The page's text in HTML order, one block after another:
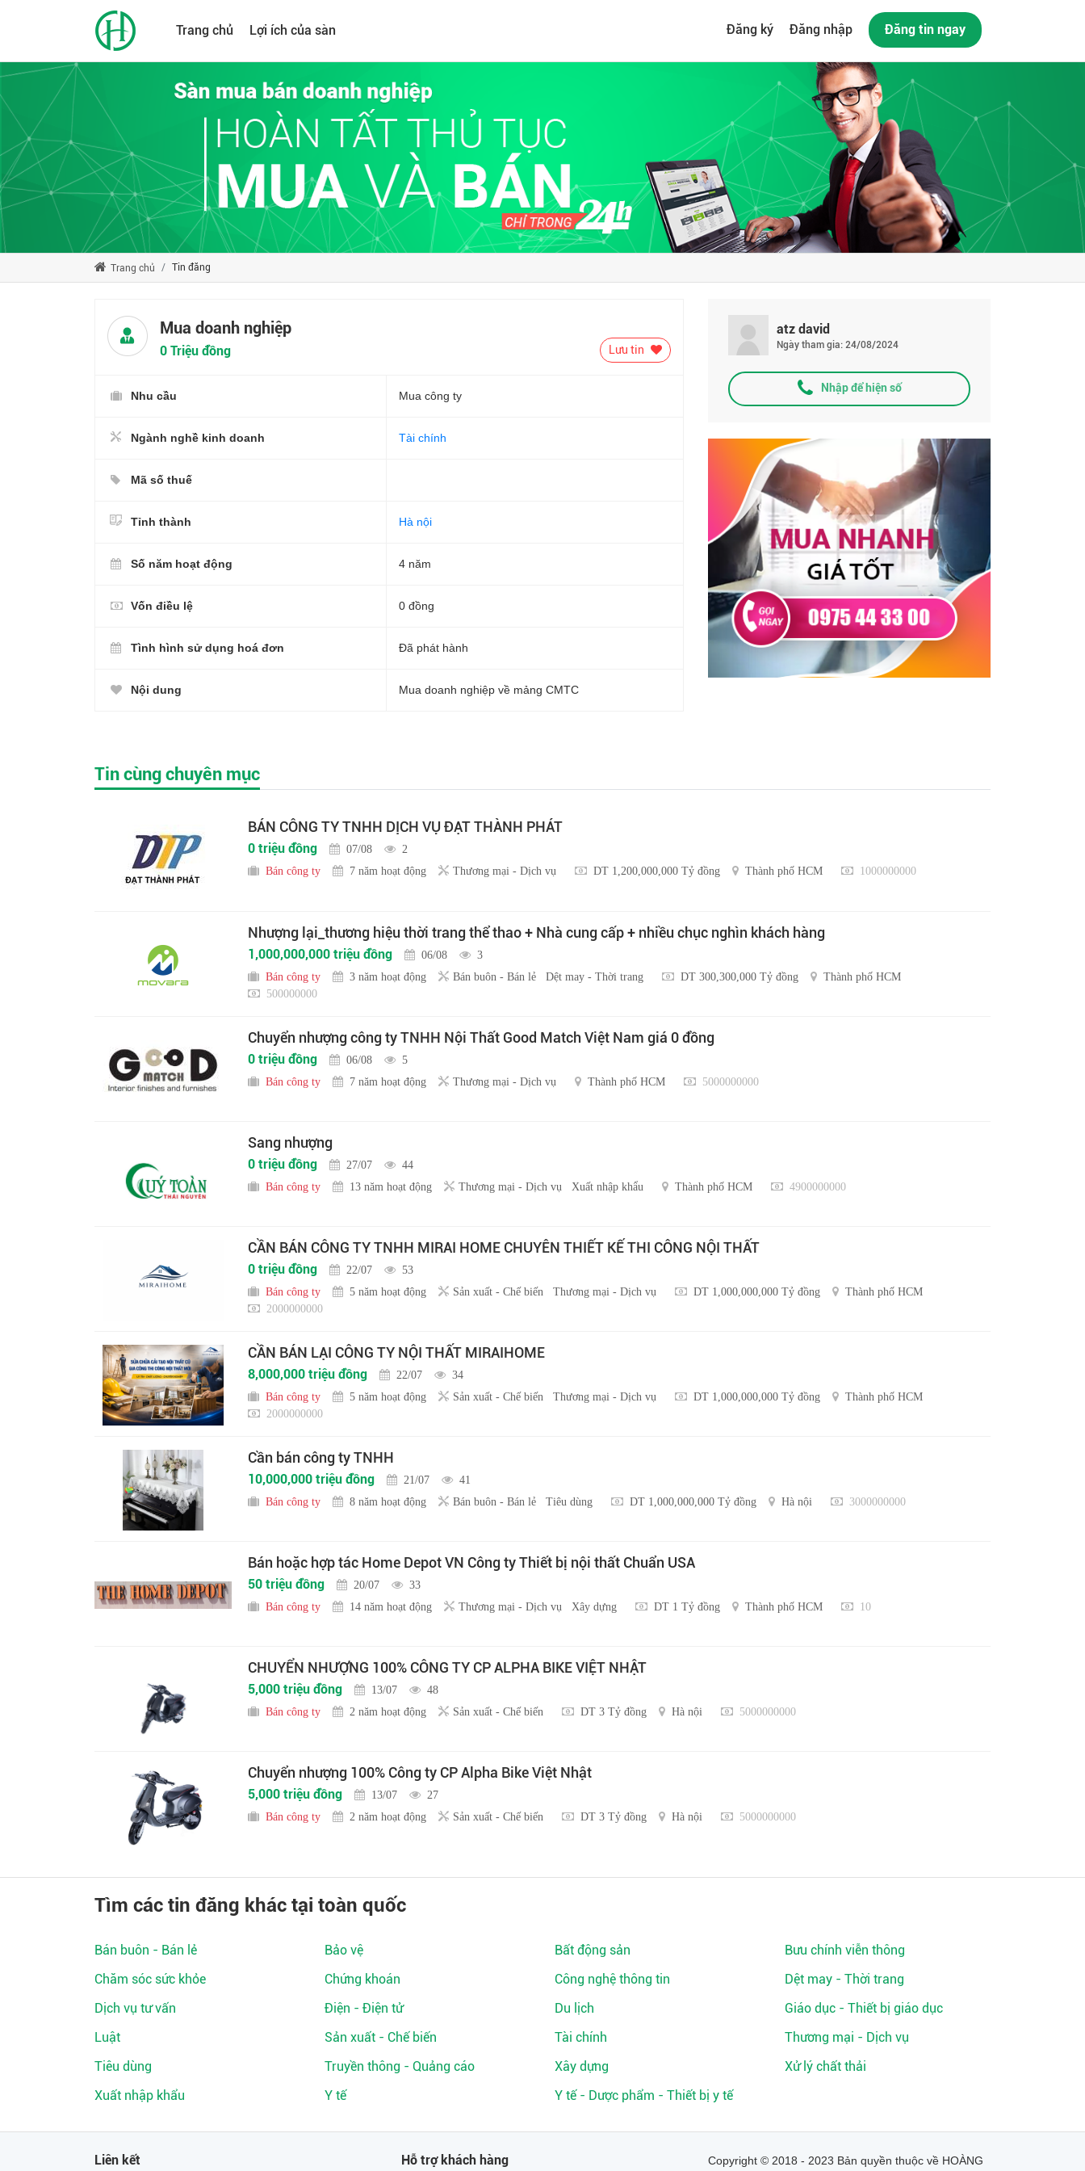
Trang chủ Lợi ích của sàn Đăng ký Đăng nhập Đăng tin ngay
Trang chủ Tin đăng
Mua doanh nghiệp
0 Triệu đồng Lưu tin
Nhu cầu Mua công ty
Ngành nghề kinh doanh Tài chính
Mã số thuế
Tỉnh thành Hà nội
Số năm hoạt động 4 năm
Vốn điều lệ 0 đồng
Tình hình sử dụng hoá đơn Đã phát hành
Nội dung Mua doanh nghiệp về mảng CMTC
atz david
Ngày tham gia: 24/08/2024
Nhập để hiện số
Tin cùng chuyên mục
BÁN CÔNG TY TNHH DỊCH VỤ ĐẠT THÀNH PHÁT
0 triệu đồng 07/08
2
Bán công ty
7 năm hoạt động Thương mại - Dịch vụ DT 1,200,000,000 Tỷ đồng Thành phố HCM 1000000000
Nhượng lại_thương hiệu thời trang thể thao + Nhà cung cấp + nhiều chục nghìn khách hàng
1,000,000,000 triệu đồng 06/08
3
Bán công ty
3 năm hoạt động Bán buôn - Bán lẻ Dệt may - Thời trang DT 300,300,000 Tỷ đồng
Thành phố HCM
500000000
Chuyển nhượng công ty TNHH Nội Thất Good Match Việt Nam giá 0 đồng
0 triệu đồng 06/08
5
Bán công ty
7 năm hoạt động Thương mại - Dịch vụ Thành phố HCM 5000000000
Sang nhượng
0 triệu đồng 27/07
44
Bán công ty
13 năm hoạt động Thương mại - Dịch vụ Xuất nhập khẩu Thành phố HCM 4900000000
CẦN BÁN CÔNG TY TNHH MIRAI HOME CHUYÊN THIẾT KẾ THI CÔNG NỘI THẤT
0 triệu đồng 22/07
53
Bán công ty
5 năm hoạt động Sản xuất - Chế biến Thương mại - Dịch vụ DT 1,000,000,000 Tỷ đồng
Thành phố HCM
2000000000
CẦN BÁN LẠI CÔNG TY NỘI THẤT MIRAIHOME
8,000,000 triệu đồng 22/07
34
Bán công ty
5 năm hoạt động Sản xuất - Chế biến Thương mại - Dịch vụ DT 1,000,000,000 Tỷ đồng
Thành phố HCM
2000000000
Cần bán công ty TNHH
10,000,000 triệu đồng 21/07
41
Bán công ty
8 năm hoạt động Bán buôn - Bán lẻ Tiêu dùng DT 1,000,000,000 Tỷ đồng Hà nội 3000000000
Bán hoặc hợp tác Home Depot VN Công ty Thiết bị nội thất Chuẩn USA
50 triệu đồng 20/07
33
Bán công ty
14 năm hoạt động Thương mại - Dịch vụ Xây dựng DT 1 Tỷ đồng Thành phố HCM 10
CHUYỂN NHƯỢNG 100% CÔNG TY CP ALPHA BIKE VIỆT NHẬT
5,000 triệu đồng 13/07
48
Bán công ty
2 năm hoạt động Sản xuất - Chế biến DT 3 Tỷ đồng Hà nội 5000000000
Chuyển nhượng 100% Công ty CP Alpha Bike Việt Nhật
5,000 triệu đồng 13/07
27
Bán công ty
2 năm hoạt động Sản xuất - Chế biến DT 3 Tỷ đồng Hà nội 5000000000
Tìm các tin đăng khác tại toàn quốc
Bán buôn - Bán lẻ Bảo vệ Bất động sản
Bưu chính viễn thông
Chăm sóc sức khỏe
Chứng khoán Công nghệ thông tin
Dệt may - Thời trang
Dịch vụ tư vấn
Điện - Điện tử Du lịch
Giáo dục - Thiết bị giáo dục
Luật
Sản xuất - Chế biến Tài chính
Thương mại - Dịch vụ
Tiêu dùng
Truyền thông - Quảng cáo Xây dựng
Xử lý chất thải
Xuất nhập khẩu
Y tế Y tế - Dược phẩm - Thiết bị y tế
Liên kết Hỗ trợ khách hàng
Copyright © 2018 - 2023 Bản quyền thuộc về HOÀNG